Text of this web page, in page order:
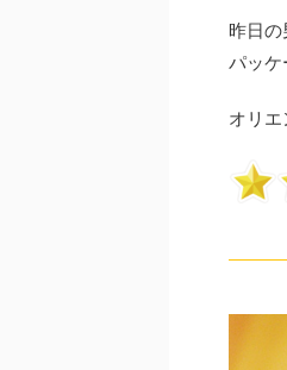
昨日
パッケ
オリ